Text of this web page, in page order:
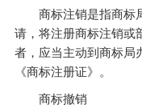
商标注销是指商标
请，将注册商标注销或
者，应当主动到商标局
《商标注册证》。
商标撤销